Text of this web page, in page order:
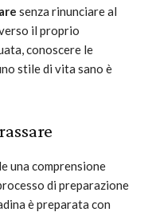
senza rinunciare al
il proprio
conoscere le
stile di vita sano è
una comprensione
di preparazione
è preparata con